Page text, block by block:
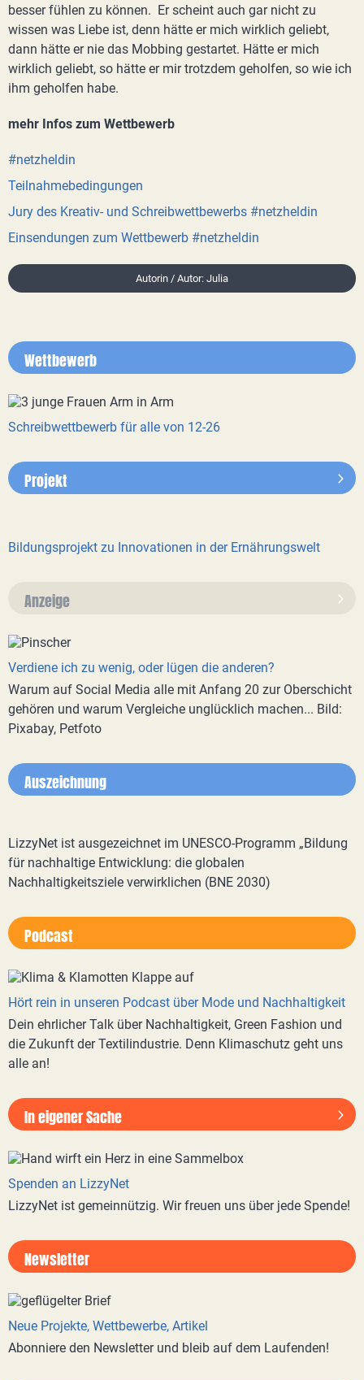
besser fühlen zu können. Er scheint auch gar nicht zu
wissen was Liebe ist, denn hätte er mich wirklich geliebt,
dann hätte er nie das Mobbing gestartet. Hätte er mich
wirklich geliebt, so hätte er mir trotzdem geholfen, so wie ich
ihm geholfen habe.
mehr Infos zum Wettbewerb
#netzheldin
Teilnahmebedingungen
Jury des Kreativ- und Schreibwettbewerbs #netzheldin
Einsendungen zum Wettbewerb #netzheldin
Autorin / Autor: Julia
Wettbewerb
Schreibwettbewerb für alle von 12-26
Projekt
Bildungsprojekt zu Innovationen in der Ernährungswelt
Anzeige
Verdiene ich zu wenig, oder lügen die anderen?
Warum auf Social Media alle mit Anfang 20 zur Oberschicht
gehören und warum Vergleiche unglücklich machen... Bild:
Pixabay, Petfoto
Auszeichnung
LizzyNet ist ausgezeichnet im UNESCO-Programm „Bildung
für nachhaltige Entwicklung: die globalen
Nachhaltigkeitsziele verwirklichen (BNE 2030)
Podcast
Hört rein in unseren Podcast über Mode und Nachhaltigkeit
Dein ehrlicher Talk über Nachhaltigkeit, Green Fashion und
die Zukunft der Textilindustrie. Denn Klimaschutz geht uns
alle an!
In eigener Sache
Spenden an LizzyNet
LizzyNet ist gemeinnützig. Wir freuen uns über jede Spende!
Newsletter
Neue Projekte, Wettbewerbe, Artikel
Abonniere den Newsletter und bleib auf dem Laufenden!